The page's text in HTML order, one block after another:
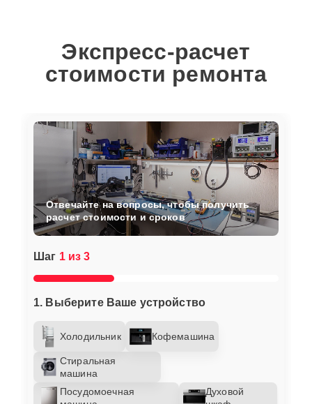
Экспресс-расчет
стоимости ремонта
Шаг 1 из 3
1. Выберите Ваше устройство
Холодильник Кофемашина
Стиральная
машина
Посудомоечная
Духовой
Отвечайте на вопросы, чтобы получить
расчет стоимости и сроков